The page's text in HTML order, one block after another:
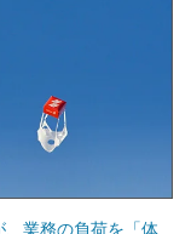
、業務の負荷を「体